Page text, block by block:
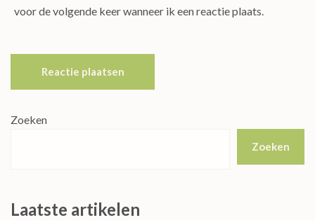
voor de volgende keer wanneer ik een reactie plaats.
Zoeken
Zoeken
Laatste artikelen